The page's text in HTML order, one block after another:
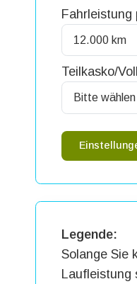
Fahrleistung
Teilkasko/
Legende:
Solange Sie
Laufleistung